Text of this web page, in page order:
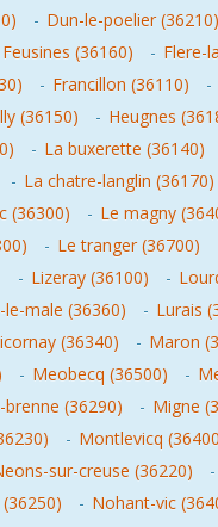
- Dun-le-poelier (36210)
Feusines (36160) - Flere-
- Francillon (36110) -
(36150) - Heugnes
- La buxerette (36140)
- La chatre-langlin (36170)
(36300) - Le magny
- Le tranger (36700)
- Lizeray (36100) -
le-male (36360) - Lurais
(36340) - Maron
- Meobecq (36500) -
(36290) - Migne
- Montlevicq
sur-creuse (36220) -
- Nohant-vic